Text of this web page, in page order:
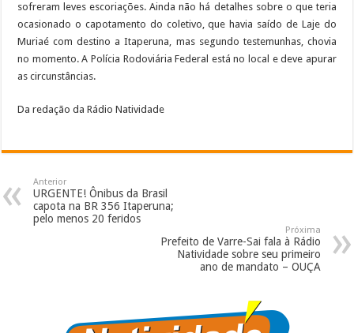
sofreram leves escoriações. Ainda não há detalhes sobre o que teria
ocasionado o capotamento do coletivo, que havia saído de Laje do
Muriaé com destino a Itaperuna, mas segundo testemunhas, chovia
no momento. A Polícia Rodoviária Federal está no local e deve apurar
as circunstâncias.
Da redação da Rádio Natividade
Anterior
URGENTE! Ônibus da Brasil
capota na BR 356 Itaperuna;
pelo menos 20 feridos
Próxima
Prefeito de Varre-Sai fala à Rádio
Natividade sobre seu primeiro
ano de mandato – OUÇA